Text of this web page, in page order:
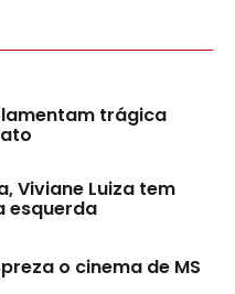
trágica
Viviane Luiza tem
esquerda
o cinema de MS